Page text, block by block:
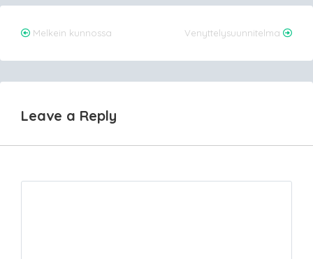
Post
navigation
Melkein kunnossa Venyttelysuunnitelma
Leave a Reply